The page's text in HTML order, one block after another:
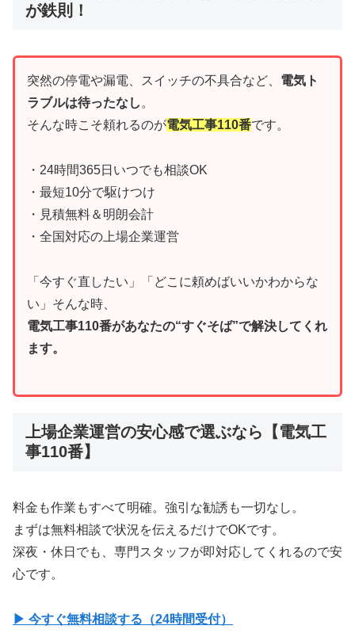
が鉄則！
突然の停電や漏電、スイッチの不具合など、 電気ト
ラブルは待ったなし 。
そんな時こそ頼れるのが電気工事110番です。
・24時間365日いつでも相談OK
・最短10分で駆けつけ
・見積無料＆明朗会計
・全国対応の上場企業運営
「今すぐ直したい」「どこに頼めばいいかわからな
い」そんな時、
電気工事110番があなたの“すぐそば”で解決してくれ
ます。
上場企業運営の安心感で選ぶなら【電気工
事110番】
料金も作業もすべて明確。強引な勧誘も一切なし。
まずは無料相談で状況を伝えるだけでOKです。
深夜・休日でも、専門スタッフが即対応してくれるので安
心です。
▶ 今すぐ無料相談する（24時間受付）